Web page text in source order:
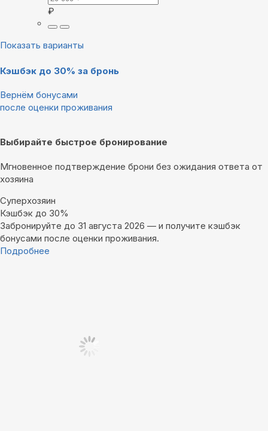
₽
Показать варианты
Кэшбэк до 30% за бронь
Вернём бонусами
после оценки проживания
Выбирайте быстрое бронирование
Мгновенное подтверждение брони без ожидания ответа от
хозяина
Суперхозяин
Кэшбэк до 30%
Забронируйте до 31 августа 2026 — и получите кэшбэк
бонусами после оценки проживания.
Подробнее